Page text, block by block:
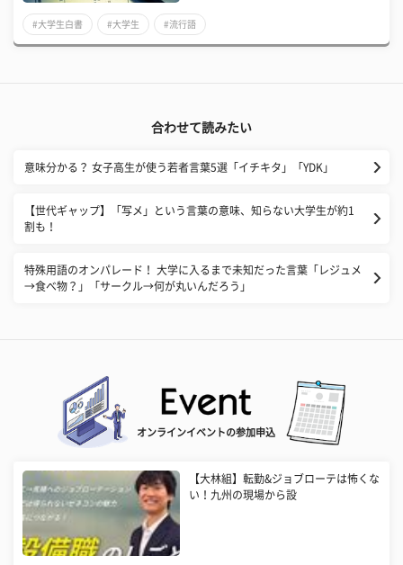
#大学生白書 #大学生 #流行語
合わせて読みたい
意味分かる？ 女子高生が使う若者言葉5選「イチキタ」「YDK」
【世代ギャップ】「写メ」という言葉の意味、知らない大学生が約1
割も！
特殊用語のオンパレード！ 大学に入るまで未知だった言葉「レジュメ
→食べ物？」「サークル→何が丸いんだろう」
オンラインイベントの参加申込
【大林組】転勤&ジョブローテは怖くな
い！九州の現場から設